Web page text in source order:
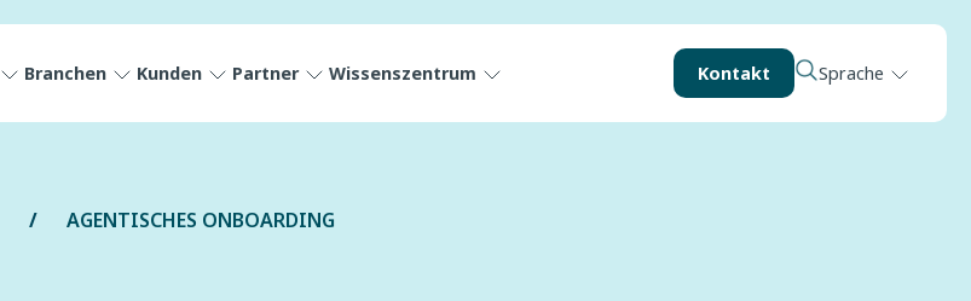
Branchen Kunden Partner Wissenszentrum Kontakt Sprache
AGENTISCHES ONBOARDING